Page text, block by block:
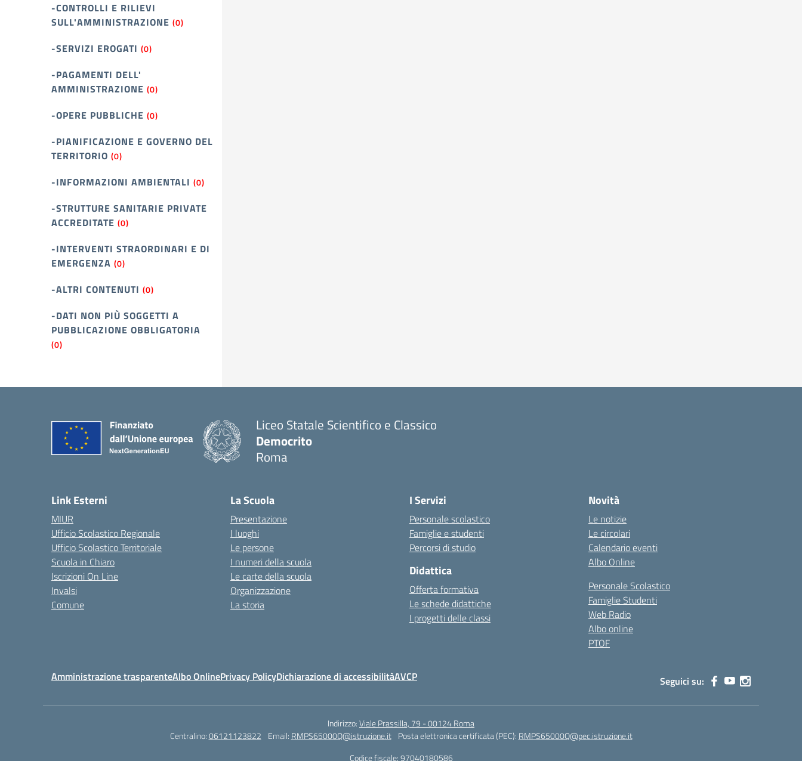
-CONTROLLI E RILIEVI
SULL'AMMINISTRAZIONE (0)
-SERVIZI EROGATI (0)
-PAGAMENTI DELL'
AMMINISTRAZIONE (0)
-OPERE PUBBLICHE (0)
-PIANIFICAZIONE E GOVERNO DEL
TERRITORIO (0)
-INFORMAZIONI AMBIENTALI (0)
-STRUTTURE SANITARIE PRIVATE
ACCREDITATE (0)
-INTERVENTI STRAORDINARI E DI
EMERGENZA (0)
-ALTRI CONTENUTI (0)
-DATI NON PIÙ SOGGETTI A
PUBBLICAZIONE OBBLIGATORIA
(0)
Liceo Statale Scientifico e Classico
Democrito
Roma
Link Esterni
MIUR
Ufficio Scolastico Regionale
Ufficio Scolastico Territoriale
Scuola in Chiaro
Iscrizioni On Line
Invalsi
Comune
La Scuola
Presentazione
I luoghi
Le persone
I numeri della scuola
Le carte della scuola
Organizzazione
La storia
I Servizi
Personale scolastico
Famiglie e studenti
Percorsi di studio
Didattica
Offerta formativa
Le schede didattiche
I progetti delle classi
Novità
Le notizie
Le circolari
Calendario eventi
Albo Online
Personale Scolastico
Famiglie Studenti
Web Radio
Albo online
PTOF
Amministrazione trasparenteAlbo OnlinePrivacy PolicyDichiarazione di accessibilitàAVCP Seguici su:
Indirizzo:Viale Prassilla, 79 - 00124 Roma
Centralino:06121123822 Email: RMPS65000Q@istruzione.it Posta elettronica certificata (PEC): RMPS65000Q@pec.istruzione.it
Codice fiscale: 97040180586